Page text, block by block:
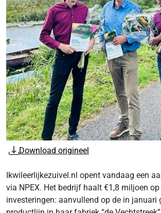
Download origineel
Ikwileerlijkezuivel.nl opent vandaag een
via NPEX. Het bedrijf haalt €1,8 miljoen
investeringen: aanvullend op de in januari